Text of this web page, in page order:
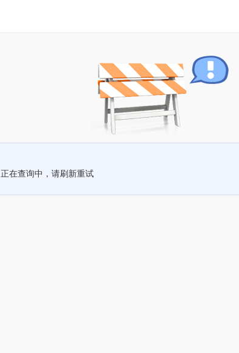
正在查询中，请刷新重试